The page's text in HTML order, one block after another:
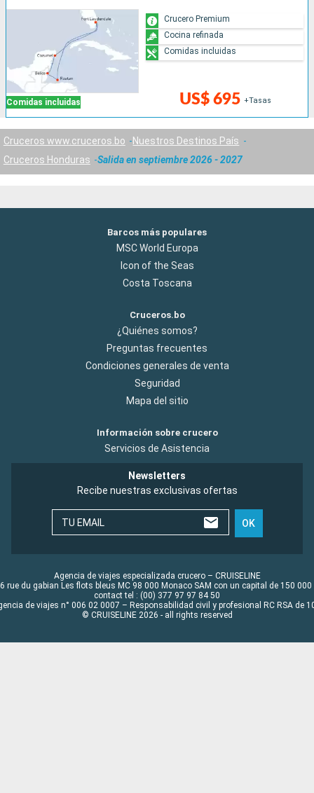
Comidas incluidas US$ 695 +Tasas
Crucero Premium
Cocina refinada
Comidas incluidas
Cruceros www.cruceros.bo
Nuestros Destinos País
Cruceros Honduras
Salida en septiembre 2026 - 2027
Barcos más populares
MSC World Europa
Icon of the Seas
Costa Toscana
Cruceros.bo
¿Quiénes somos?
Preguntas frecuentes
Condiciones generales de venta
Seguridad
Mapa del sitio
Información sobre crucero
Servicios de Asistencia
Newsletters
Recibe nuestras exclusivas ofertas
TU EMAIL OK
Agencia de viajes especializada crucero – CRUISELINE
rue du gabian Les flots bleus MC 98 000 Monaco SAM con un capital de 150 000
contact tel : (00) 377 97 97 84 50
de viajes n° 006 02 0007 – Responsabilidad civil y profesional RC RSA de
© CRUISELINE 2026 - all rights reserved